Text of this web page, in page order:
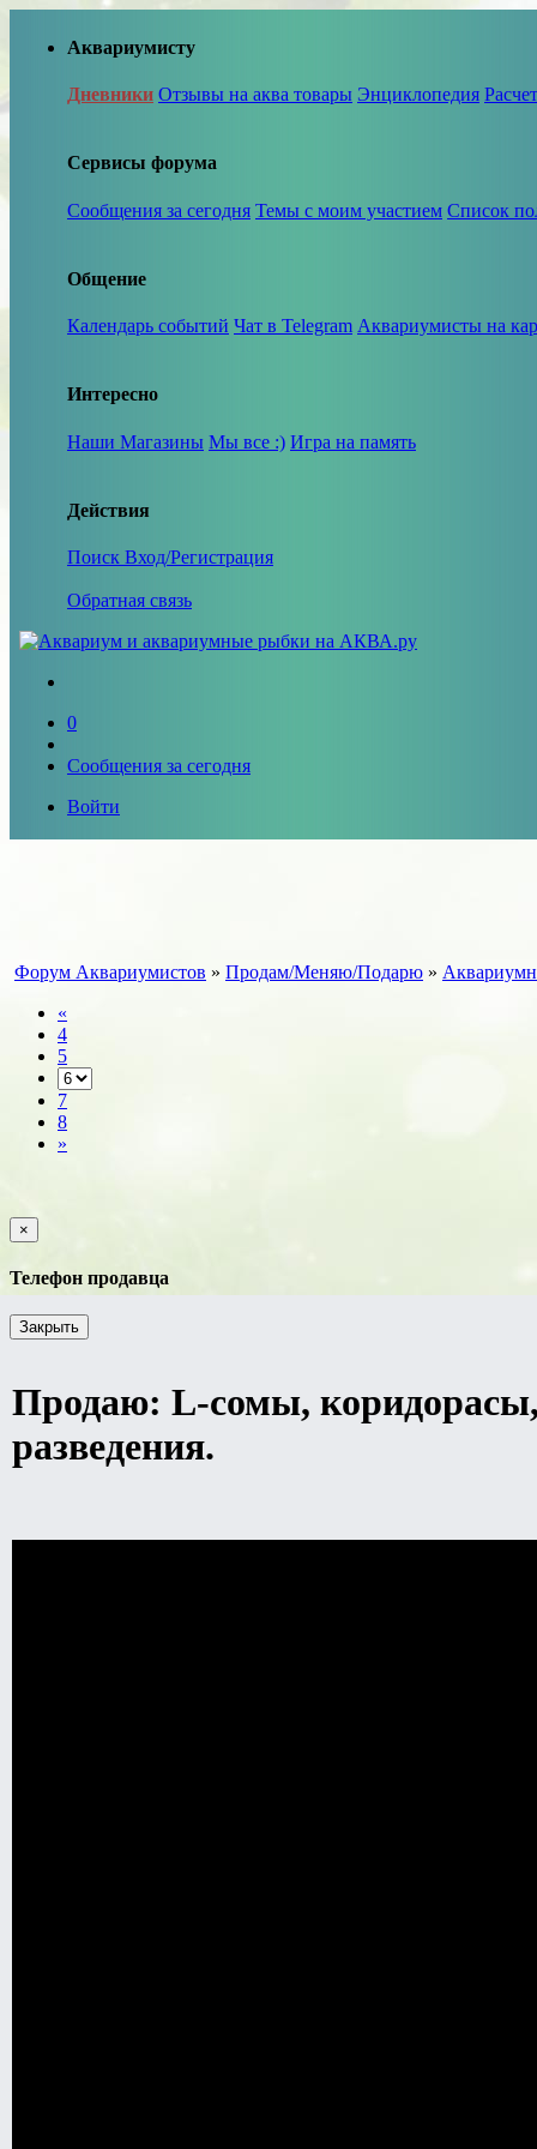
Аквариумисту
Дневники Отзывы на аква товары Энциклопедия
Сервисы форума
Сообщения за сегодня Темы с моим участием Список
Общение
Календарь событий Чат в Telegram Аквариумисты на
Интересно
Наши Магазины Мы все :) Игра на память
Действия
Поиск Вход/Регистрация
Обратная связь
0
Сообщения за сегодня
Войти
Форум Аквариумистов » Продам/Меняю/Подарю »
«
4
5
7
8
»
×
Телефон продавца
Закрыть
Продаю: L-сомы,
разведения.